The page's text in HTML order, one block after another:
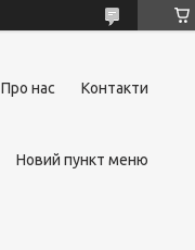
Про нас Контакти
Новий пункт меню